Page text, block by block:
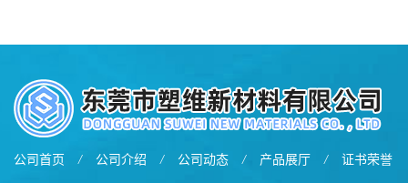
公司首页 / 公司介绍 / 公司动态 / 产品展厅 / 证书荣誉